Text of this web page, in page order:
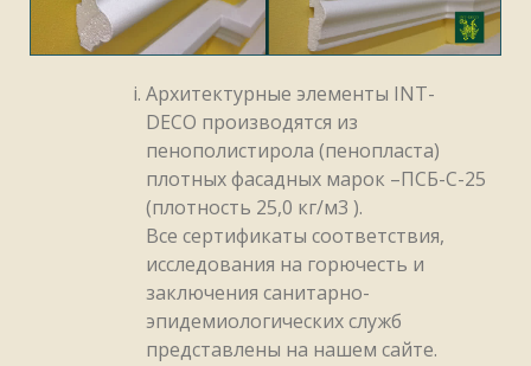
Архитектурные элементы INT-
DECO производятся из
пенополистирола (пенопласта)
плотных фасадных марок –ПСБ-С-25
(плотность 25,0 кг/м3 ).
Все сертификаты соответствия,
исследования на горючесть и
заключения санитарно-
эпидемиологических служб
представлены на нашем сайте.